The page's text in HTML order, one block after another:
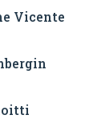
Vicente